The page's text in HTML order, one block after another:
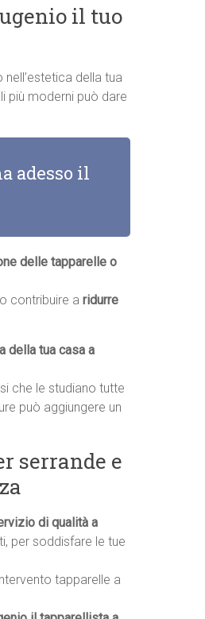
il tuo
della tua
più moderni può dare
adesso il
delle tapparelle o
contribuire a ridurre
della tua casa a
che le studiano tutte
può aggiungere un
serrande e
di qualità a
per soddisfare le tue
tapparelle a